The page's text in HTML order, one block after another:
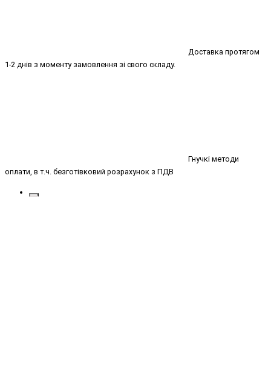
Доставка протягом
1-2 днів з моменту замовлення зі свого складу.
Гнучкі методи
оплати, в т.ч. безготівковий розрахунок з ПДВ